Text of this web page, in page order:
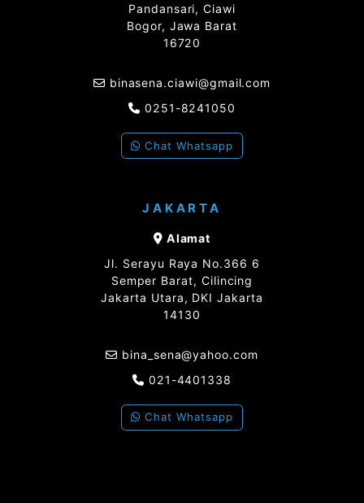
Pandansari, Ciawi
Bogor, Jawa Barat
16720
binasena.ciawi@gmail.com
0251-8241050
Chat Whatsapp
JAKARTA
Alamat
Jl. Serayu Raya No.366 6
Semper Barat, Cilincing
Jakarta Utara, DKI Jakarta
14130
bina_sena@yahoo.com
021-4401338
Chat Whatsapp